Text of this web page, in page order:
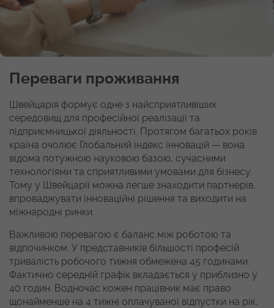
Переваги проживання
Швейцарія формує одне з найсприятливіших
середовищ для професійної реалізації та
підприємницької діяльності. Протягом багатьох років
країна очолює Глобальний індекс інновацій — вона
відома потужною науковою базою, сучасними
технологіями та сприятливими умовами для бізнесу.
Тому у Швейцарії можна легше знаходити партнерів,
впроваджувати інноваційні рішення та виходити на
міжнародні ринки.
Важливою перевагою є баланс між роботою та
відпочинком. У представників більшості професій
тривалість робочого тижня обмежена 45 годинами.
Фактично середній графік вкладається у приблизно у
40 годин. Водночас кожен працівник має право
щонайменше на 4 тижні оплачуваної відпустки на рік,